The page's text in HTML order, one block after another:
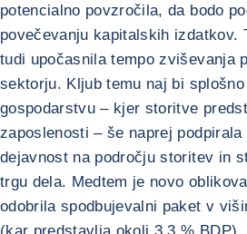
potencialno povzročila, da bodo
povečevanju kapitalskih izdatkov.
tudi upočasnila tempo zviševanja
sektorju. Kljub temu naj bi
gospodarstvu – kjer storitve
zaposlenosti – še naprej podpirala
dejavnost na področju storitev in
trgu dela. Medtem je novo
odobrila spodbujevalni paket v